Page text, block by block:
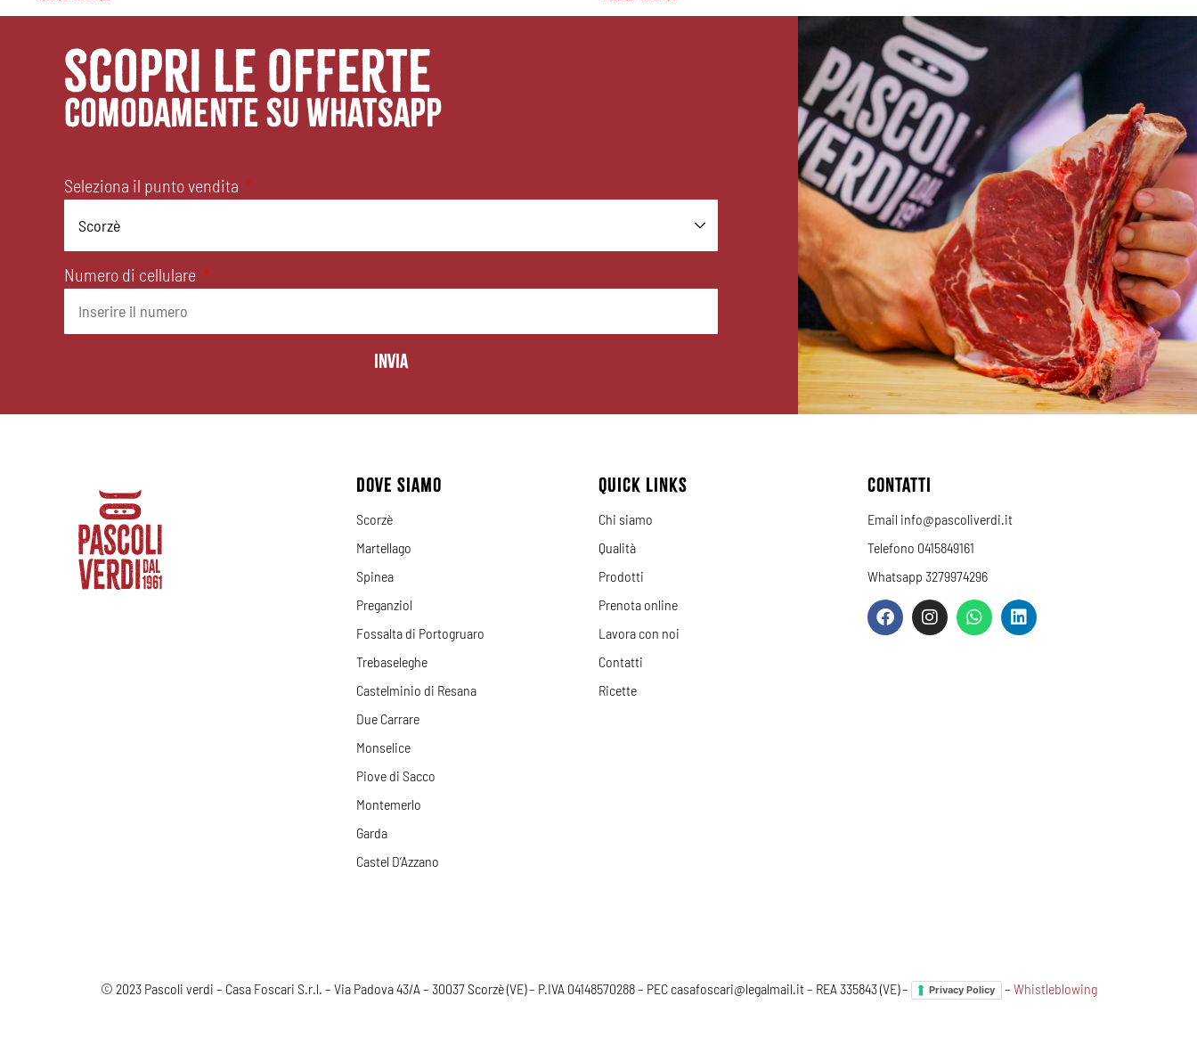
scopri le offerte
comodamente su whatsapp
Seleziona il punto vendita
Numero di cellulare
Invia
DOVE SIAMO
Scorzè
Martellago
Spinea
Preganziol
Fossalta di Portogruaro
Trebaseleghe
Castelminio di Resana
Due Carrare
Monselice
Piove di Sacco
Montemerlo
Garda
Castel D’Azzano
QUICK LINKS
Chi siamo
Qualità
Prodotti
Prenota online
Lavora con noi
Contatti
Ricette
CONTATTI
Email info@pascoliverdi.it
Telefono 0415849161
Whatsapp 3279974296
© 2023 Pascoli verdi – Casa Foscari S.r.l. – Via Padova 43/A – 30037 Scorzè (VE) – P.IVA 04148570288 – PEC casafoscari@legalmail.it – REA 335843 (VE) – Privacy Policy – Whistleblowing